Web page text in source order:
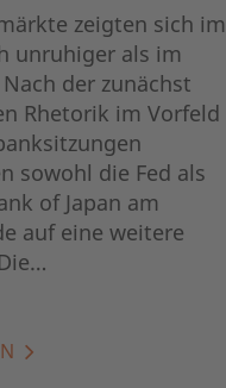
zeigten sich im
unruhiger als im
der zunächst
Rhetorik im Vorfeld
sowohl die Fed als
of Japan am
auf eine weitere